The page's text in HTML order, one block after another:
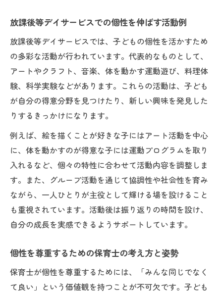
放課後等デイサービスでの個性を伸ばす活動例
放課後等デイサービスでは、子どもの個性を活かすため
の多彩な活動が行われています。代表的なものとして、
アートやクラフト、音楽、体を動かす運動遊び、料理体
験、科学実験などがあります。これらの活動は、子ども
が自分の得意分野を見つけたり、新しい興味を発見した
りするきっかけになります。
例えば、絵を描くことが好きな子にはアート活動を中心
に、体を動かすのが得意な子には運動プログラムを取り
入れるなど、個々の特性に合わせて活動内容を調整しま
す。また、グループ活動を通じて協調性や社会性を育み
ながら、一人ひとりが主役として輝ける場を設けること
も重視されています。活動後は振り返りの時間を設け、
自分の成長を実感できるようサポートしています。
個性を尊重するための保育士の考え方と姿勢
保育士が個性を尊重するためには、「みんな同じでなく
て良い」という価値観を持つことが不可欠です。子ども